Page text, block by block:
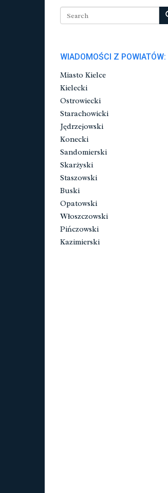
WIADOMOŚCI Z POWIATÓW:
Miasto Kielce
Kielecki
Ostrowiecki
Starachowicki
Jędrzejowski
Konecki
Sandomierski
Skarżyski
Staszowski
Buski
Opatowski
Włoszczowski
Pińczowski
Kazimierski